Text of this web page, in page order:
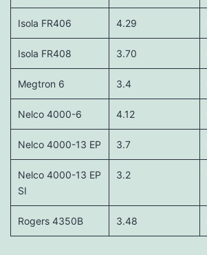
Isola FR406 4.29
Isola FR408 3.70
Megtron 6 3.4
Nelco 4000-6 4.12
Nelco 4000-13 EP 3.7
Nelco 4000-13 EP
SI
3.2
Rogers 4350B 3.48